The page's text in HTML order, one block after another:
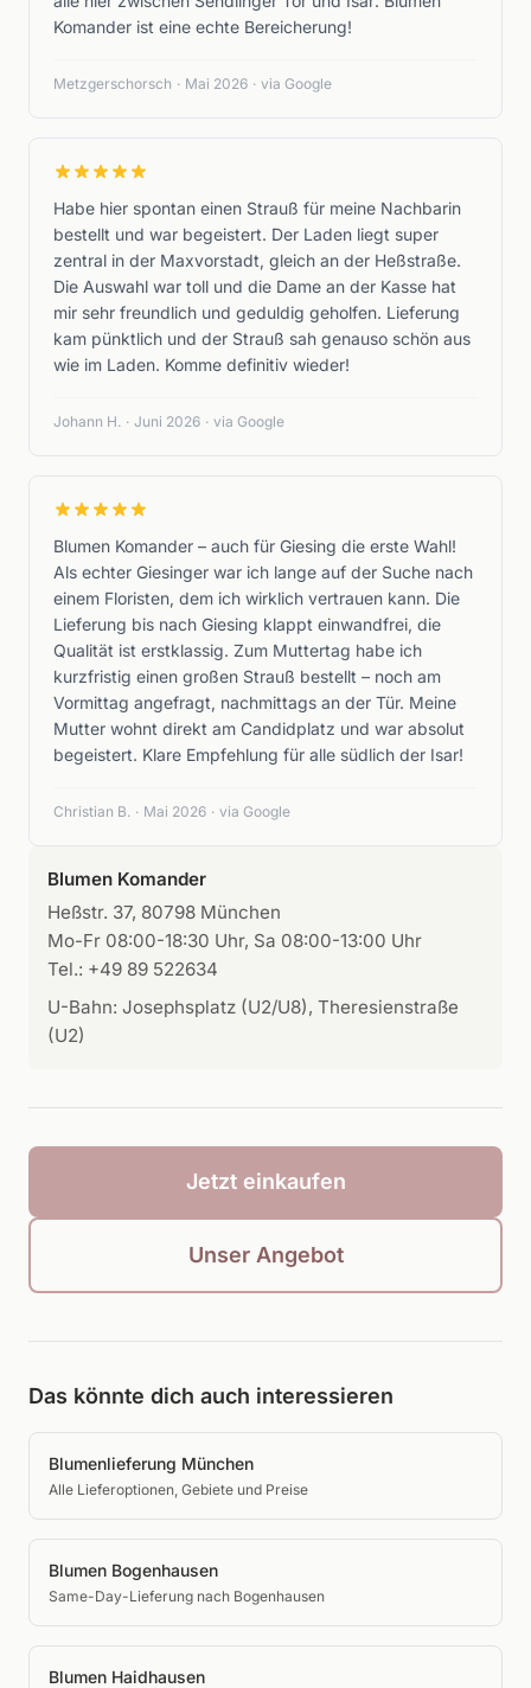
Komander ist eine echte Bereicherung!
Metzgerschorsch · Mai 2026 · via Google
Habe hier spontan einen Strauß für meine Nachbarin
bestellt und war begeistert. Der Laden liegt super
zentral in der Maxvorstadt, gleich an der Heßstraße.
Die Auswahl war toll und die Dame an der Kasse hat
mir sehr freundlich und geduldig geholfen. Lieferung
kam pünktlich und der Strauß sah genauso schön aus
wie im Laden. Komme definitiv wieder!
Johann H. · Juni 2026 · via Google
Blumen Komander – auch für Giesing die erste Wahl!
Als echter Giesinger war ich lange auf der Suche nach
einem Floristen, dem ich wirklich vertrauen kann. Die
Lieferung bis nach Giesing klappt einwandfrei, die
Qualität ist erstklassig. Zum Muttertag habe ich
kurzfristig einen großen Strauß bestellt – noch am
Vormittag angefragt, nachmittags an der Tür. Meine
Mutter wohnt direkt am Candidplatz und war absolut
begeistert. Klare Empfehlung für alle südlich der Isar!
Christian B. · Mai 2026 · via Google
Blumen Komander
Heßstr. 37, 80798 München
Mo-Fr 08:00-18:30 Uhr, Sa 08:00-13:00 Uhr
Tel.: +49 89 522634
U-Bahn: Josephsplatz (U2/U8), Theresienstraße
(U2)
Jetzt einkaufen
Unser Angebot
Das könnte dich auch interessieren
Blumenlieferung München
Alle Lieferoptionen, Gebiete und Preise
Blumen Bogenhausen
Same-Day-Lieferung nach Bogenhausen
Blumen Haidhausen